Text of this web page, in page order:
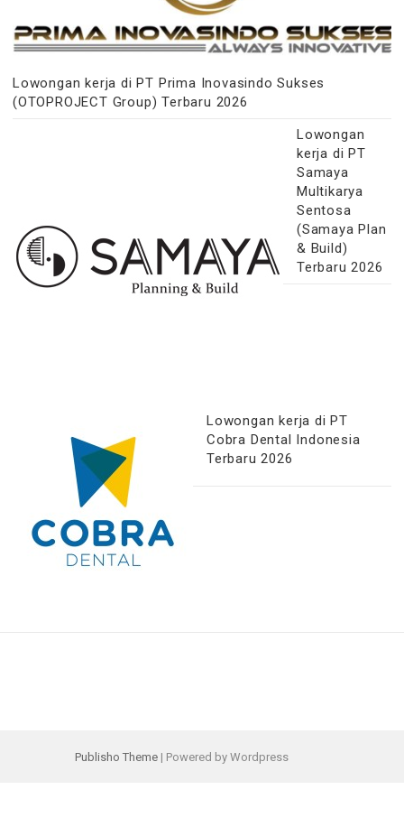
Lowongan kerja di PT Prima Inovasindo Sukses
(OTOPROJECT Group) Terbaru 2026
Lowongan
kerja di PT
Samaya
Multikarya
Sentosa
(Samaya Plan
& Build)
Terbaru 2026
Lowongan kerja di PT
Cobra Dental Indonesia
Terbaru 2026
Publisho Theme | Powered by Wordpress